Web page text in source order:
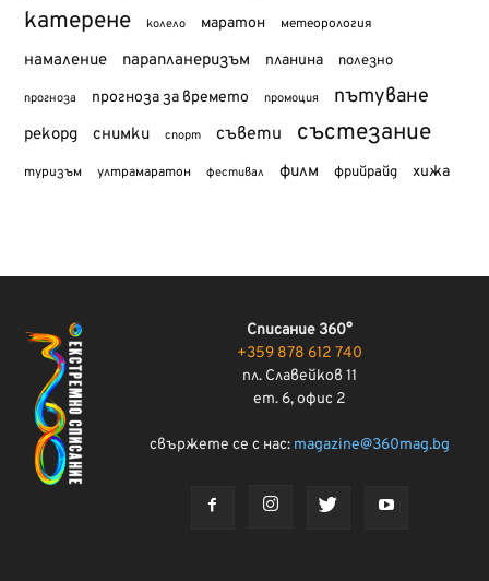
катерене колело маратон метеорология
намаление парапланеризъм планина полезно
прогноза прогноза за времето промоция пътуване
рекорд снимки спорт съвети състезание
туризъм ултрамаратон фестивал филм фрийрайд хижа
Списание 360°
+359 878 612 740
пл. Славейков 11
ет. 6, офис 2
свържете се с нас: magazine@360mag.bg